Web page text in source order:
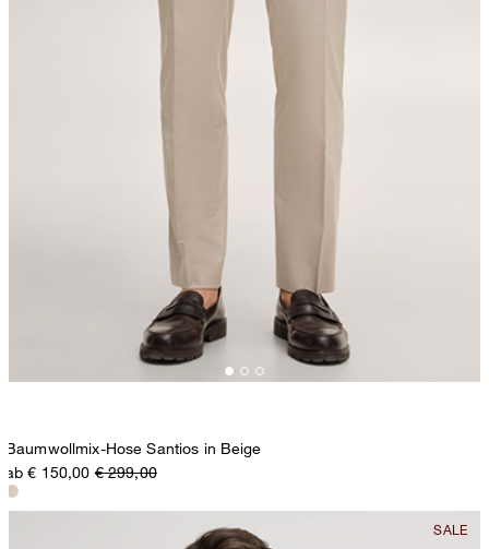
Baumwollmix-Hose Santios in Beige
ab € 150,00 € 299,00